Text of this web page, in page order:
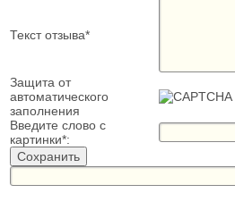
Текст отзыва*
Защита от
автоматического
заполнения
Введите слово с
картинки*: